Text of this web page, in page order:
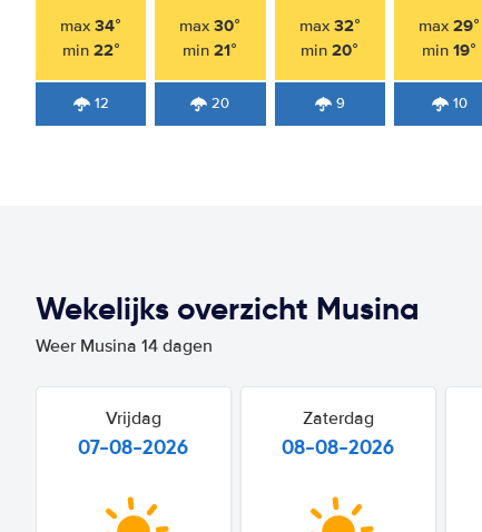
max34°
min 22°
12
max30°
min21°
20
max 32°
min20°
9
max29°
min19°
10
Wekelijks overzicht Musina
Weer Musina 14 dagen
Vrijdag
07-08-2026
Zaterdag
08-08-2026